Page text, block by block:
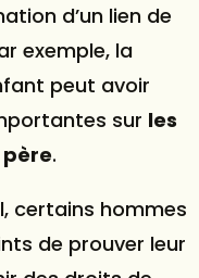
d’un lien de
exemple, la
peut avoir
sur les
.
certains hommes
de prouver leur